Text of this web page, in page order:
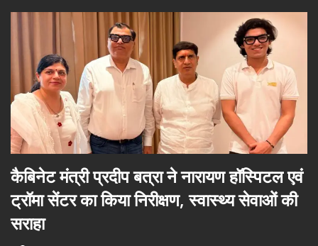
कैबिनेट मंत्री प्रदीप बत्रा ने नारायण हॉस्पिटल एवं
ट्रॉमा सेंटर का किया निरीक्षण, स्वास्थ्य सेवाओं की
सराहा